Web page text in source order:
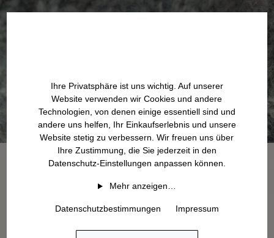
Ihre Privatsphäre ist uns wichtig. Auf unserer
Website verwenden wir Cookies und andere
Technologien, von denen einige essentiell sind und
andere uns helfen, Ihr Einkaufserlebnis und unsere
Website stetig zu verbessern. Wir freuen uns über
Ihre Zustimmung, die Sie jederzeit in den
Datenschutz-Einstellungen anpassen können.
Mehr anzeigen…
Datenschutzbestimmungen Impressum